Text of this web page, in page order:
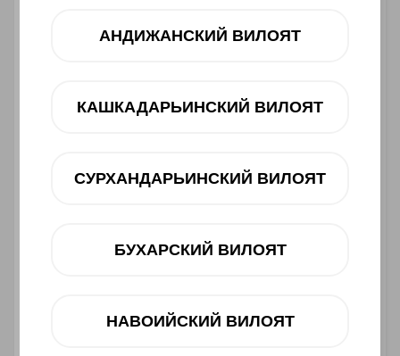
4 990 000 UZS
12 oy dan 578 000 UZS
АНДИЖАНСКИЙ ВИЛОЯТ
КАШКАДАРЬИНСКИЙ ВИЛОЯТ
СУРХАНДАРЬИНСКИЙ ВИЛОЯТ
БУХАРСКИЙ ВИЛОЯТ
НАВОИЙСКИЙ ВИЛОЯТ